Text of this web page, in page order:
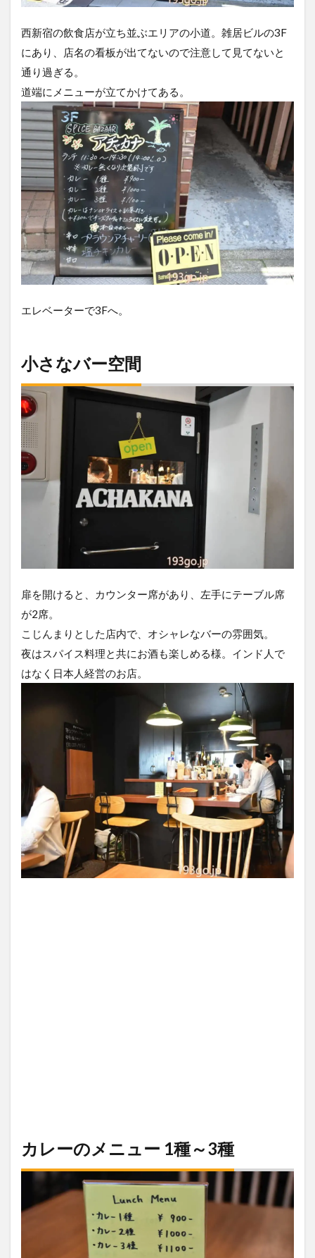
西新宿の飲食店が立ち並ぶエリアの小道。雑居ビルの3F
にあり、店名の看板が出てないので注意して見てないと
通り過ぎる。
道端にメニューが立てかけてある。
エレベーターで3Fへ。
小さなバー空間
扉を開けると、カウンター席があり、左手にテーブル席
が2席。
こじんまりとした店内で、オシャレなバーの雰囲気。
夜はスパイス料理と共にお酒も楽しめる様。インド人で
はなく日本人経営のお店。
カレーのメニュー 1種～3種